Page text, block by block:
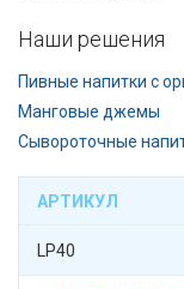
Наши решения
Пивные напитки с
Манговые джемы
Сывороточные
АРТИКУЛ
LP40